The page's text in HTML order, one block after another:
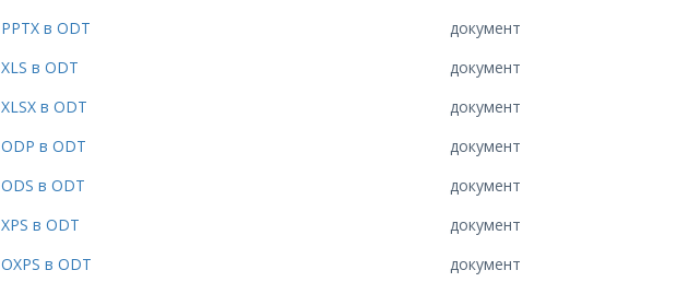
PPTX в ODT документ
XLS в ODT документ
XLSX в ODT документ
ODP в ODT документ
ODS в ODT документ
XPS в ODT документ
OXPS в ODT документ